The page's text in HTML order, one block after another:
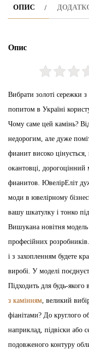
ОПИС
Опис
Вибрати золоті сережки
попитом в Україні
Чому саме цей камінь?
недорогим, але дуже
фианит високо цінується,
окантовці, дорогоцінний
фианитов. ЮвелірЕліт
моди в ювелірному
вашу шкатулку і тонко
Вишукана новітня
професійних
і з захопленням будете
виробі. У моделі
Підходить для будь-
з камінням , великий
фіанітами? До круглого
наприклад, підвіски або
подовженого контуру